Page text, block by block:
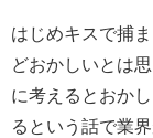
はじめキスで捕
どおかしいとは
に考えるとおか
るという話で業